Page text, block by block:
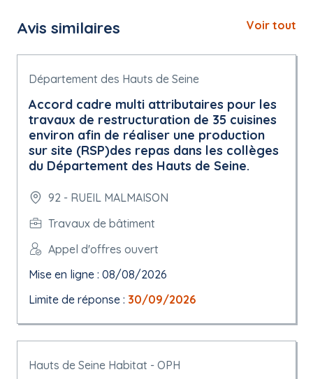
Avis similaires Voir tout
Département des Hauts de Seine
Accord cadre multi attributaires pour les
travaux de restructuration de 35 cuisines
environ afin de réaliser une production
sur site (RSP)des repas dans les collèges
du Département des Hauts de Seine.
92 - RUEIL MALMAISON
Travaux de bâtiment
Appel d'offres ouvert
Mise en ligne : 08/08/2026
Limite de réponse : 30/09/2026
Hauts de Seine Habitat - OPH